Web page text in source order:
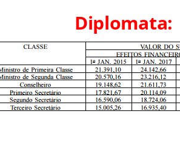
Diplomata: